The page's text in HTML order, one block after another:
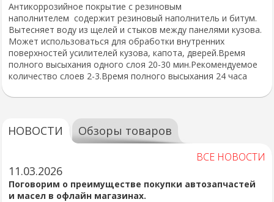
Антикоррозийное покрытие с резиновым
наполнителем содержит резиновый наполнитель и битум.
Вытесняет воду из щелей и стыков между панелями кузова.
Может использоваться для обработки внутренних
поверхностей усилителей кузова, капота, дверей.Время
полного высыхания одного слоя 20-30 мин.Рекомендуемое
количество слоев 2-3.Время полного высыхания 24 часа
НОВОСТИ Обзоры товаров
ВСЕ НОВОСТИ
11.03.2026
Поговорим о преимуществе покупки автозапчастей
и масел в офлайн магазинах.